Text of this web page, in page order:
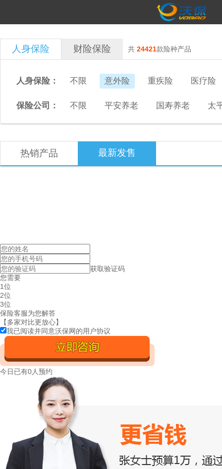
人身保险 财险保险 共 24421款险种产品
人身保险： 不限 意外险 重疾险 医疗险
保险公司： 不限 平安养老 国寿养老 太
热销产品 最新发售
获取验证码
您需要
1位
2位
3位
保险客服为您解答
【多家对比更放心】
我已阅读并同意沃保网的用户协议
今日已有0人预约